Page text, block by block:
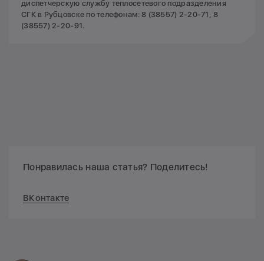
диспетчерскую службу теплосетевого подразделения
СГК в Рубцовске по телефонам: 8 (38557) 2-20-71, 8
(38557) 2-20-91.
Понравилась наша статья? Поделитесь!
ВКонтакте